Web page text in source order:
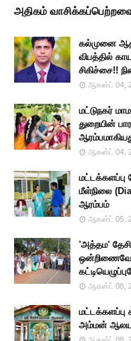
அதிகம்
கல்முனை
விபத்தில்
சிகிச்சை!!
ஆகஸ்ட் 04,
மட்டுநகர்
துறையின்
ஆகஸ்ட் 04,
மட்டக்களப்பு
மீள்நிலை
ஆரம்பம்
ஆகஸ்ட் 05,
'அத்தம'
ஆகஸ்ட் 08,
மட்டக்களப்பு
அம்மன் ஆலய